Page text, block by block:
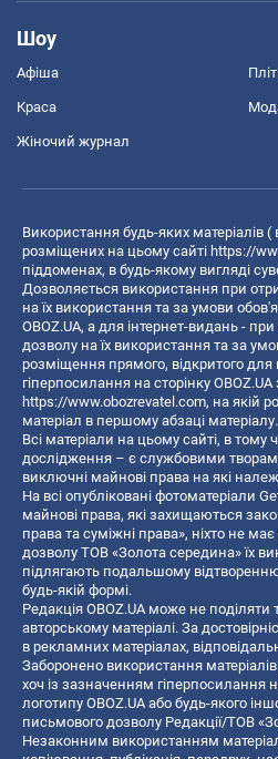
Шоу
Афіша
Краса
Жіночий журнал
Використання будь-яких матеріалів (
розміщених на цьому сайті https://
піддоменах, в будь-якому вигляді
Дозволяється використання при
на їх використання та за умови
OBOZ.UA, а для інтернет-видань -
дозволу на їх використання та за
розміщення прямого, відкритого
гіперпосилання на сторінку
https://www.obozrevatel.com, на якій
матеріал в першому абзаці матеріалу.
Всі матеріали на цьому сайті, в тому
дослідження – є службовими творами
виключні майнові права на які
На всі опубліковані фотоматеріали
майнові права, які захищаються
права та суміжні права», ніхто не
дозволу ТОВ «Золота середина» їх
підлягають подальшому
будь-якій формі.
Редакція OBOZ.UA може не поділяти
авторському матеріалі. За
в рекламних матеріалах,
Заборонено використання
хоч із зазначенням гіперпосилання
логотипу OBOZ.UA або будь-якого
письмового дозволу Редакції/ТОВ
Незаконним використанням